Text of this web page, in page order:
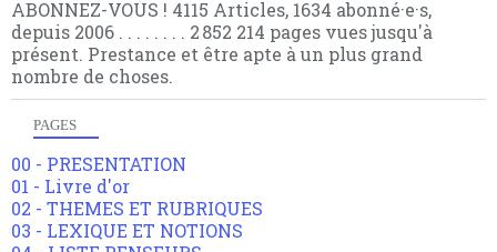
ABONNEZ-VOUS ! 4115 Articles, 1634 abonné·e·s,
depuis 2006 . . . . . . . . 2 852 214 pages vues jusqu'à
présent. Prestance et être apte à un plus grand
nombre de choses.
PAGES
00 - PRESENTATION
01 - Livre d'or
02 - THEMES ET RUBRIQUES
03 - LEXIQUE ET NOTIONS